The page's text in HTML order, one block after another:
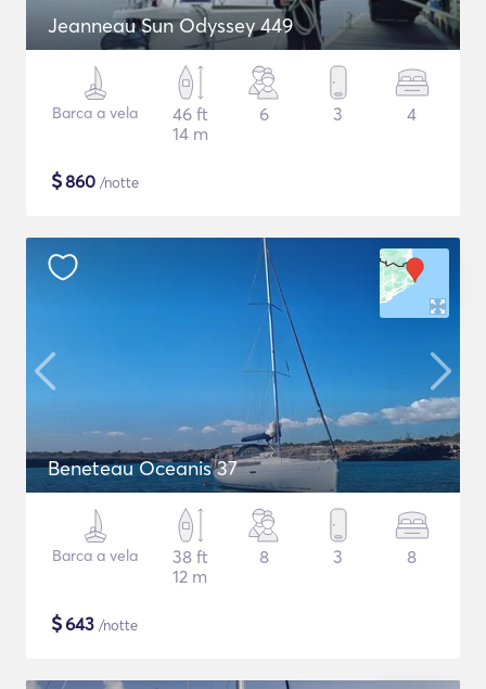
Jeanneau Sun Odyssey 449
Barca a vela
46 ft
14 m
6 3 4
$860 /notte
Beneteau Oceanis 37
Barca a vela
38 ft
12 m
8 3 8
$643 /notte